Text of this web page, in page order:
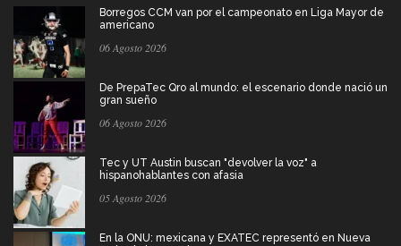
Borregos CCM van por el campeonato en Liga Mayor de
americano
06 Agosto 2026
De PrepaTec Qro al mundo: el escenario donde nació un
gran sueño
06 Agosto 2026
Tec y UT Austin buscan "devolver la voz" a
hispanohablantes con afasia
05 Agosto 2026
En la ONU: mexicana y EXATEC representó en Nueva